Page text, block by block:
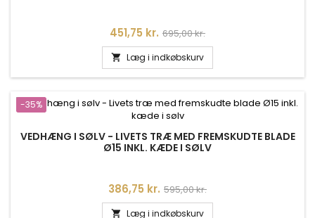
Pris
451,75 kr. Normalpris
695,00 kr.
 Læg i indkøbskurv
-35%
VEDHÆNG I SØLV - LIVETS TRÆ MED FREMSKUDTE BLADE
Ø15 INKL. KÆDE I SØLV
Pris
386,75 kr. Normalpris
595,00 kr.
 Læg i indkøbskurv